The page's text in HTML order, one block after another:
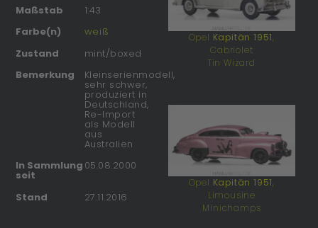
Maßstab
1:43
Farbe(n)
weiß
Zustand
mint/boxed
Bemerkung
Kleinserienmodell,
sehr schwer,
produziert in
Deutschland,
Re-Import
als Modell
aus
Australien
In Sammlung
seit
05.08.2000
Stand 27.11.2016
Opel Kapitän 1951,
Cabriolet
Tin Wizard
Opel Kapitän 1951,
Limousine
Minichamps